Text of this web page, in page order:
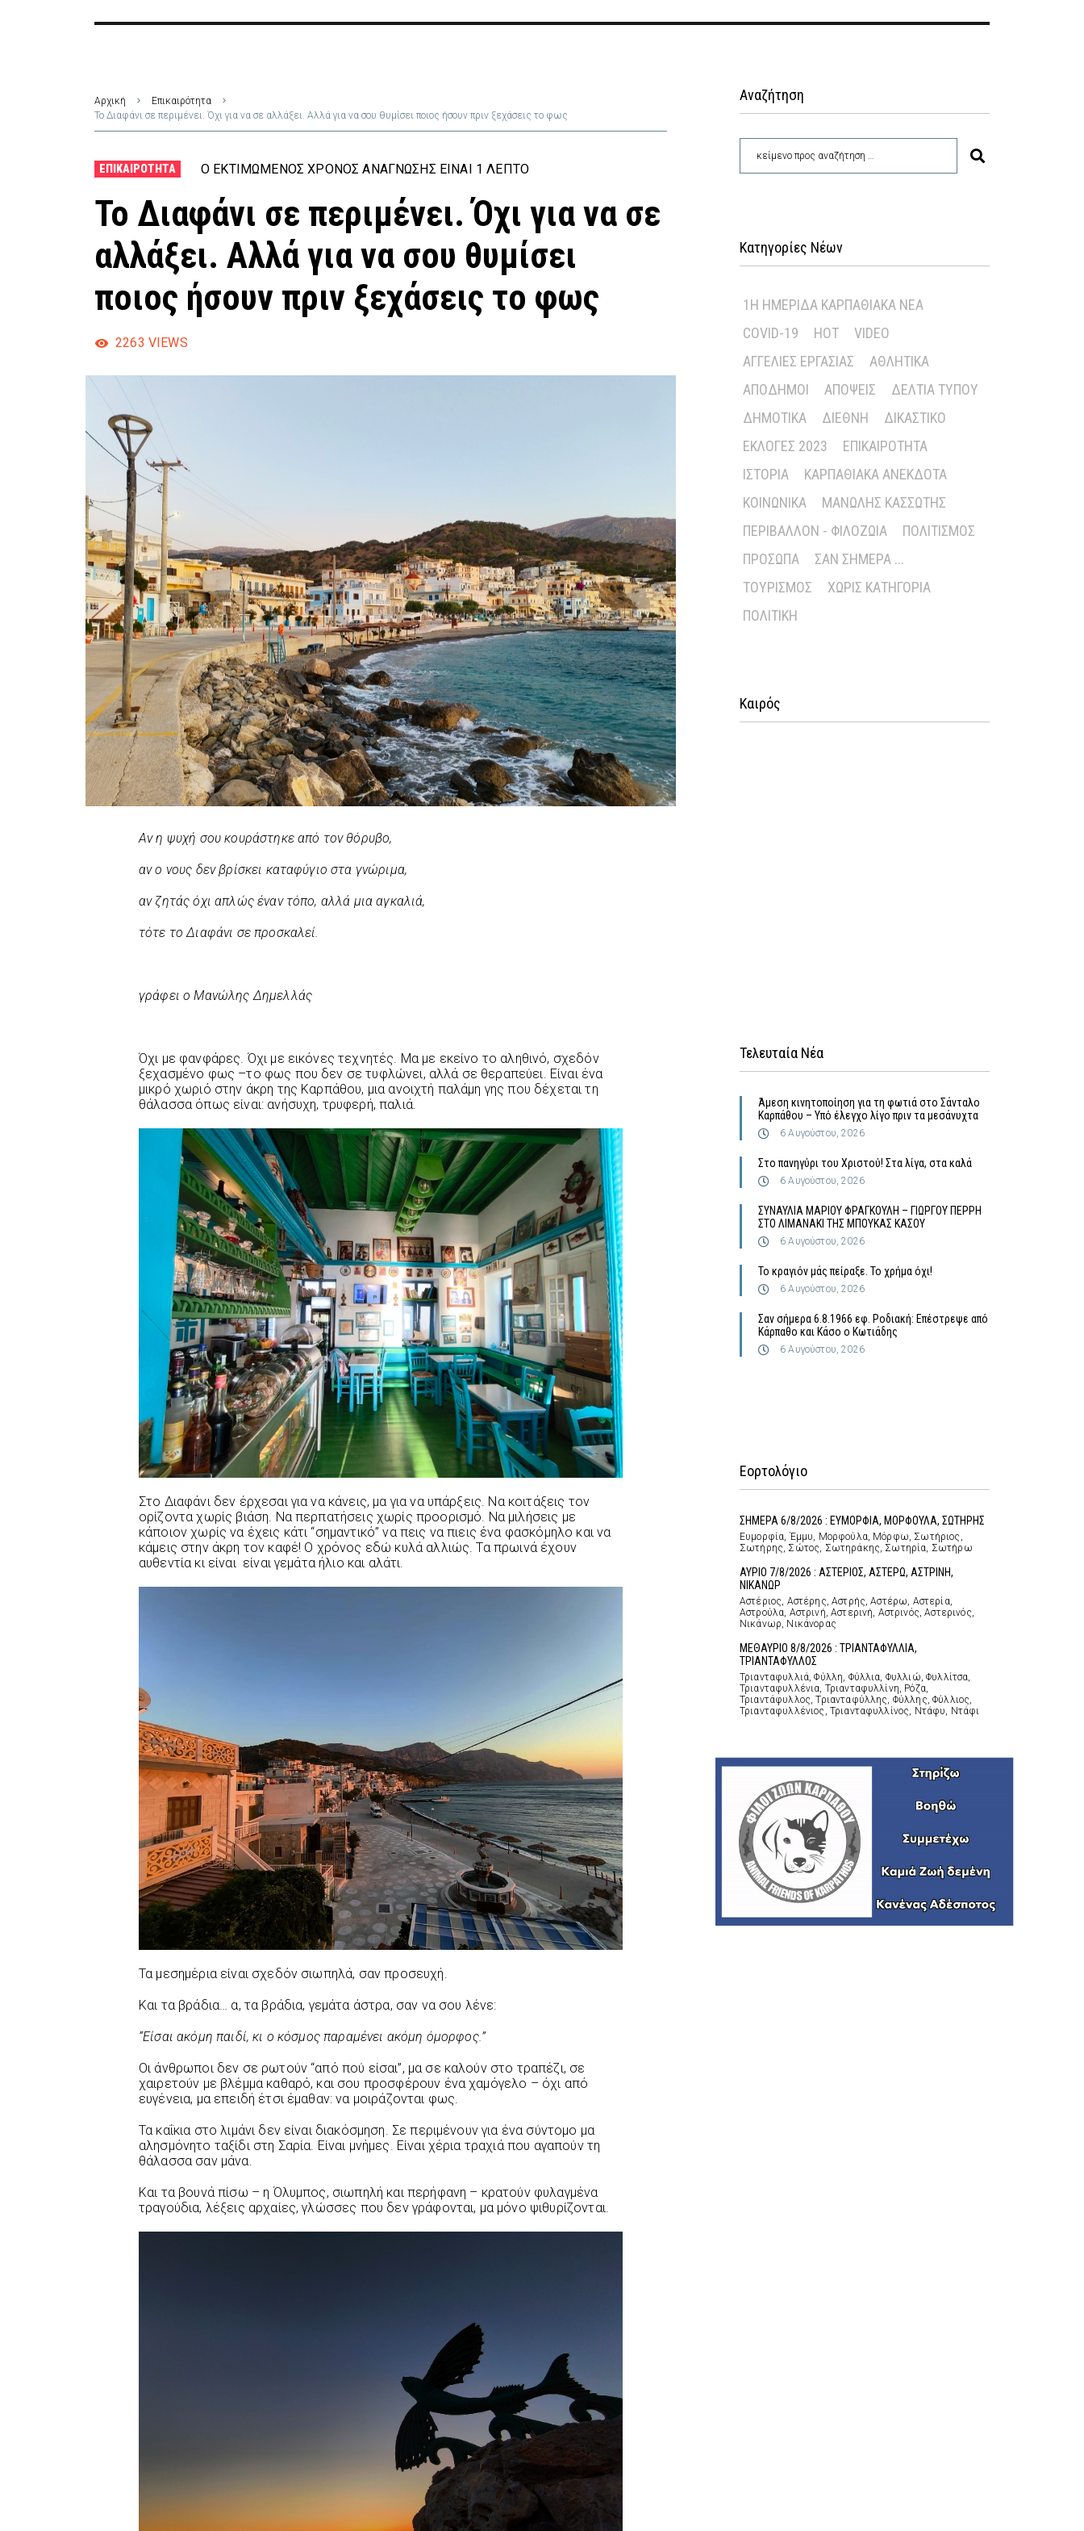
Αρχική
Επικαιρότητα
Το Διαφάνι σε περιμένει. Όχι για να σε αλλάξει. Αλλά για να σου θυμίσει ποιος ήσουν πριν ξεχάσεις το φως
ΕΠΙΚΑΙΡΌΤΗΤΑ Ο ΕΚΤΙΜΏΜΕΝΟΣ ΧΡΌΝΟΣ ΑΝΆΓΝΩΣΗΣ ΕΊΝΑΙ 1 ΛΕΠΤΌ
Το Διαφάνι σε περιμένει. Όχι για να σε
αλλάξει. Αλλά για να σου θυμίσει
ποιος ήσουν πριν ξεχάσεις το φως
2263 VIEWS
Αν η ψυχή σου κουράστηκε από τον θόρυβο,
αν ο νους δεν βρίσκει καταφύγιο στα γνώριμα,
αν ζητάς όχι απλώς έναν τόπο, αλλά μια αγκαλιά,
τότε το Διαφάνι σε προσκαλεί.
γράφει ο Μανώλης Δημελλάς
Όχι με φανφάρες. Όχι με εικόνες τεχνητές. Μα με εκείνο το αληθινό, σχεδόν
ξεχασμένο φως –το φως που δεν σε τυφλώνει, αλλά σε θεραπεύει. Είναι ένα
μικρό χωριό στην άκρη της Καρπάθου, μια ανοιχτή παλάμη γης που δέχεται τη
θάλασσα όπως είναι: ανήσυχη, τρυφερή, παλιά.
Στο Διαφάνι δεν έρχεσαι για να κάνεις, μα για να υπάρξεις. Να κοιτάξεις τον
ορίζοντα χωρίς βιάση. Να περπατήσεις χωρίς προορισμό. Να μιλήσεις με
κάποιον χωρίς να έχεις κάτι “σημαντικό” να πεις να πιεις ένα φασκόμηλο και να
κάμεις στην άκρη τον καφέ! Ο χρόνος εδώ κυλά αλλιώς. Τα πρωινά έχουν
αυθεντία κι είναι είναι γεμάτα ήλιο και αλάτι.
Τα μεσημέρια είναι σχεδόν σιωπηλά, σαν προσευχή.
Και τα βράδια… α, τα βράδια, γεμάτα άστρα, σαν να σου λένε:
“Είσαι ακόμη παιδί, κι ο κόσμος παραμένει ακόμη όμορφος.”
Οι άνθρωποι δεν σε ρωτούν “από πού είσαι”, μα σε καλούν στο τραπέζι, σε
χαιρετούν με βλέμμα καθαρό, και σου προσφέρουν ένα χαμόγελο – όχι από
ευγένεια, μα επειδή έτσι έμαθαν: να μοιράζονται φως.
Τα καΐκια στο λιμάνι δεν είναι διακόσμηση. Σε περιμένουν για ένα σύντομο μα
αλησμόνητο ταξίδι στη Σαρία. Είναι μνήμες. Είναι χέρια τραχιά που αγαπούν τη
θάλασσα σαν μάνα.
Και τα βουνά πίσω – η Όλυμπος, σιωπηλή και περήφανη – κρατούν φυλαγμένα
τραγούδια, λέξεις αρχαίες, γλώσσες που δεν γράφονται, μα μόνο ψιθυρίζονται.
Αναζήτηση
Κατηγορίες Νέων
1Η ΗΜΕΡΊΔΑ ΚΑΡΠΑΘΙΑΚΆ ΝΈΑ
COVID-19
HOT
VIDEO
ΑΓΓΕΛΊΕΣ ΕΡΓΑΣΊΑΣ
ΑΘΛΗΤΙΚΆ
ΑΠΌΔΗΜΟΙ
ΑΠΌΨΕΙΣ
ΔΕΛΤΊΑ ΤΎΠΟΥ
ΔΗΜΟΤΙΚΆ
ΔΙΕΘΝΉ
ΔΙΚΑΣΤΙΚΌ
ΕΚΛΟΓΈΣ 2023
ΕΠΙΚΑΙΡΌΤΗΤΑ
ΙΣΤΟΡΊΑ
ΚΑΡΠΑΘΙΑΚΆ ΑΝΈΚΔΟΤΑ
ΚΟΙΝΩΝΙΚΆ
ΜΑΝΏΛΗΣ ΚΑΣΣΏΤΗΣ
ΠΕΡΙΒΆΛΛΟΝ - ΦΙΛΟΖΩΊΑ
ΠΟΛΙΤΙΣΜΌΣ
ΠΡΌΣΩΠΑ
ΣΑΝ ΣΉΜΕΡΑ ...
ΤΟΥΡΙΣΜΌΣ
ΧΩΡΊΣ ΚΑΤΗΓΟΡΊΑ
ΠΟΛΙΤΙΚΉ
Καιρός
Τελευταία Νέα
Άμεση κινητοποίηση για τη φωτιά στο Σάνταλο
Καρπάθου – Υπό έλεγχο λίγο πριν τα μεσάνυχτα
6 Αυγούστου, 2026
Στο πανηγύρι του Χριστού! Στα λίγα, στα καλά
6 Αυγούστου, 2026
ΣΥΝΑΥΛΙΑ ΜΑΡΙΟΥ ΦΡΑΓΚΟΥΛΗ – ΓΙΩΡΓΟΥ ΠΕΡΡΗ
ΣΤΟ ΛΙΜΑΝΑΚΙ ΤΗΣ ΜΠΟΥΚΑΣ ΚΑΣΟΥ
6 Αυγούστου, 2026
Το κραγιόν μάς πείραξε. Το χρήμα όχι!
6 Αυγούστου, 2026
Σαν σήμερα 6.8.1966 εφ. Ροδιακή: Επέστρεψε από
Κάρπαθο και Κάσο ο Κωτιάδης
6 Αυγούστου, 2026
Εορτολόγιο
ΣΗΜΕΡΑ 6/8/2026 : ΕΥΜΟΡΦΙΑ, ΜΟΡΦΟΥΛΑ, ΣΩΤΗΡΗΣ
Ευμορφία, Έμμυ, Μορφούλα, Μόρφω, Σωτήριος,
Σωτήρης, Σώτος, Σωτηράκης, Σωτηρία, Σωτήρω
ΑΥΡΙΟ 7/8/2026 : ΑΣΤΕΡΙΟΣ, ΑΣΤΕΡΩ, ΑΣΤΡΙΝΗ,
ΝΙΚΑΝΩΡ
Αστέριος, Αστέρης, Αστρής, Αστέρω, Αστερία,
Αστρούλα, Αστρινή, Αστερινή, Αστρινός, Αστερινός,
Νικάνωρ, Νικάνορας
ΜΕΘΑΥΡΙΟ 8/8/2026 : ΤΡΙΑΝΤΑΦΥΛΛΙΑ,
ΤΡΙΑΝΤΑΦΥΛΛΟΣ
Τριανταφυλλιά, Φύλλη, Φύλλια, Φυλλιώ, Φυλλίτσα,
Τριανταφυλλένια, Τριανταφυλλίνη, Ρόζα,
Τριαντάφυλλος, Τριανταφύλλης, Φύλλης, Φύλλιος,
Τριανταφυλλένιος, Τριανταφυλλίνος, Ντάφυ, Ντάφι